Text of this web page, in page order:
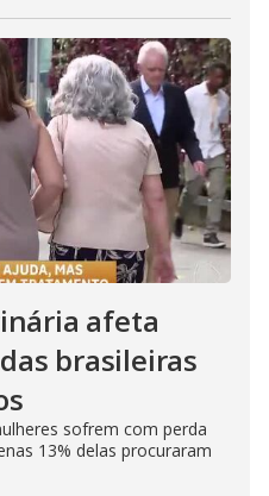
afeta
brasileiras
sofrem com perda
13% delas procuraram